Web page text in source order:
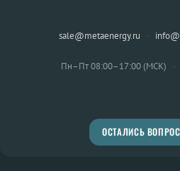
sale@metaenergy.ru ·
Пн–Пт 08:00–17:00 (МСК) ·
ОСТАЛИСЬ